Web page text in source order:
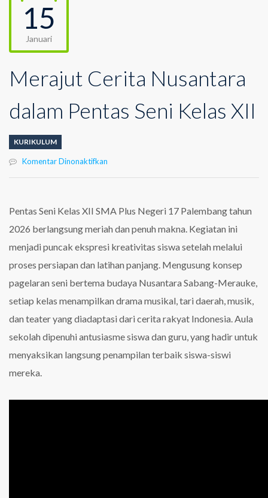
15
Januari
Merajut Cerita Nusantara
dalam Pentas Seni Kelas XII
KURIKULUM
Komentar Dinonaktifkan
dalam
Seni
Kelas
Pentas Seni Kelas XII SMA Plus Negeri 17 Palembang tahun
2026 berlangsung meriah dan penuh makna. Kegiatan ini
menjadi puncak ekspresi kreativitas siswa setelah melalui
proses persiapan dan latihan panjang. Mengusung konsep
pagelaran seni bertema budaya Nusantara Sabang-Merauke,
setiap kelas menampilkan drama musikal, tari daerah, musik,
dan teater yang diadaptasi dari cerita rakyat Indonesia. Aula
sekolah dipenuhi antusiasme siswa dan guru, yang hadir untuk
menyaksikan langsung penampilan terbaik siswa-siswi
mereka.